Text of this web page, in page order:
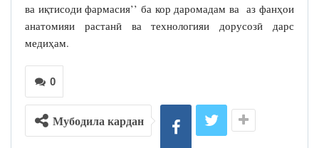
ва иқтисоди фармасия’’ ба кор даромадам ва аз фанҳои
анатомияи растанӣ ва технологияи дорусозӣ дарс
медиҳам.
0
Мубодила кардан